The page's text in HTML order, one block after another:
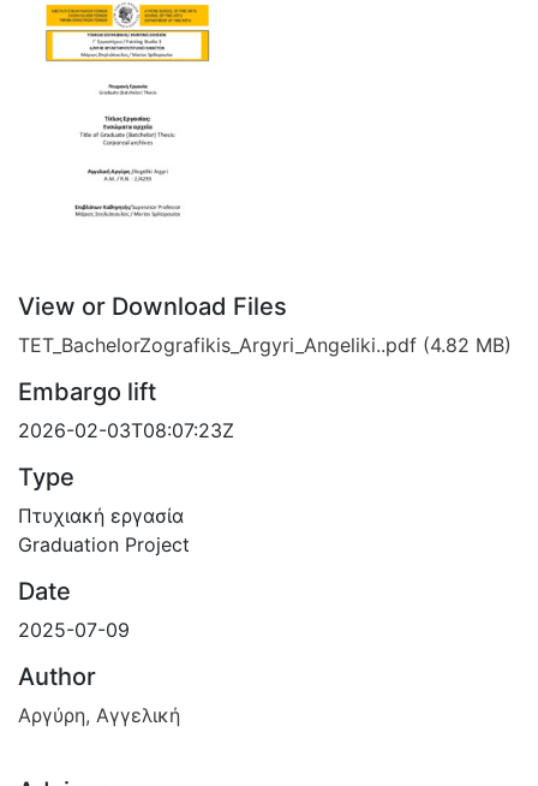
View or Download Files
TET_BachelorZografikis_Argyri_Angeliki..pdf (4.82 MB)
Embargo lift
2026-02-03T08:07:23Z
Type
Πτυχιακή εργασία
Graduation Project
Date
2025-07-09
Author
Αργύρη, Αγγελική